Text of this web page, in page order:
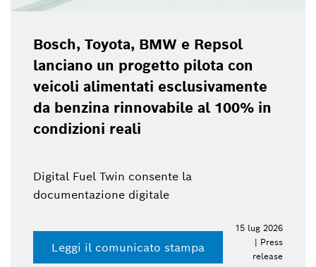
Bosch, Toyota, BMW e Repsol
lanciano un progetto pilota con
veicoli alimentati esclusivamente
da benzina rinnovabile al 100% in
condizioni reali
Digital Fuel Twin consente la
documentazione digitale
Leggi il comunicato stampa
15 lug 2026
| Press
release